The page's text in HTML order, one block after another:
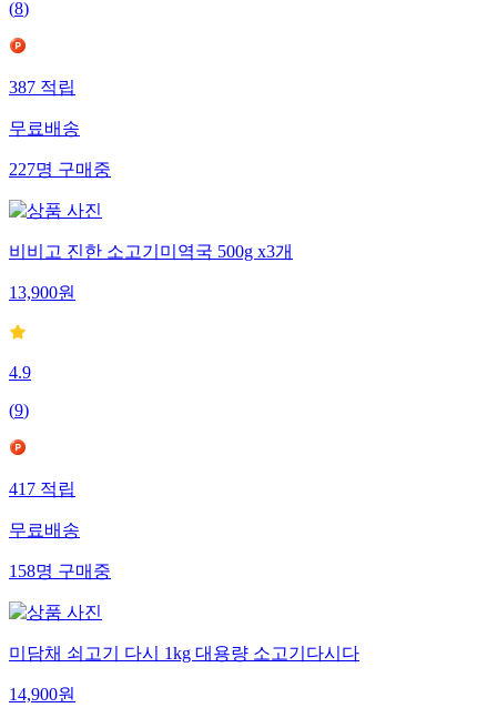
(8)
387적립
무료배송
227명구매중
비비고 진한 소고기미역국 500g x3개
13,900원
4.9
(9)
417적립
무료배송
158명구매중
미담채 쇠고기 다시 1kg 대용량 소고기다시다
14,900원